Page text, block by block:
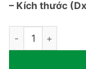
– Kích thước
Ghế tắm vệ sinh